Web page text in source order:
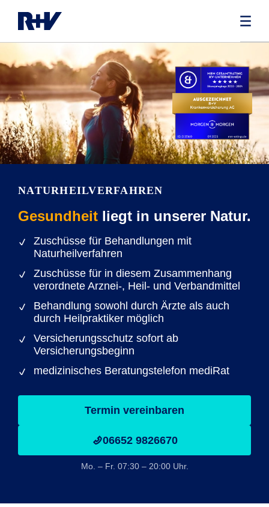
NATURHEIL­VERFAHREN
Gesundheit liegt in unserer Natur.
Zuschüsse für Behandlungen mit
Naturheilverfahren
Zuschüsse für in diesem Zusammenhang
verordnete Arznei-, Heil- und Verbandmittel
Behandlung sowohl durch Ärzte als auch
durch Heilpraktiker möglich
Versicherungsschutz sofort ab
Versicherungsbeginn
medizinisches Beratungstelefon mediRat
Termin vereinbaren
06652 9826670
Mo. – Fr. 07:30 – 20:00 Uhr.